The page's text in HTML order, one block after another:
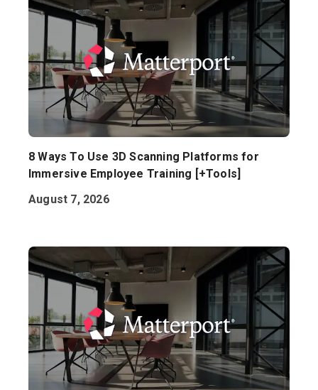
営業担当 :03-6897-2960
JA
8 Ways To Use 3D Scanning Platforms for
Immersive Employee Training [+Tools]
August 7, 2026